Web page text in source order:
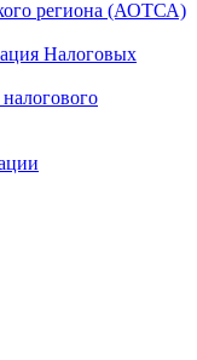
региона (АОТСА)
Налоговых